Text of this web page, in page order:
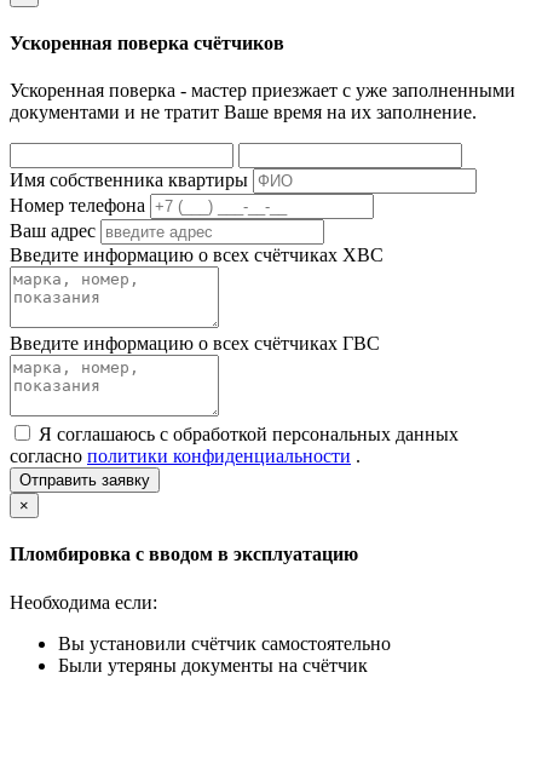
Ускоренная поверка счётчиков
Ускоренная поверка - мастер приезжает с уже заполненными
документами и не тратит Ваше время на их заполнение.
Имя собственника квартиры
Номер телефона
Ваш адрес
Введите информацию о всех счётчиках ХВС
Введите информацию о всех счётчиках ГВС
Я соглашаюсь с обработкой персональных данных
согласно политики конфиденциальности .
Отправить заявку
×
Пломбировка с вводом в эксплуатацию
Необходима если:
Вы установили счётчик самостоятельно
Были утеряны документы на счётчик